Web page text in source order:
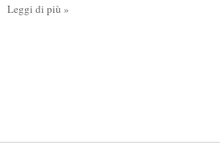
Leggi di più »